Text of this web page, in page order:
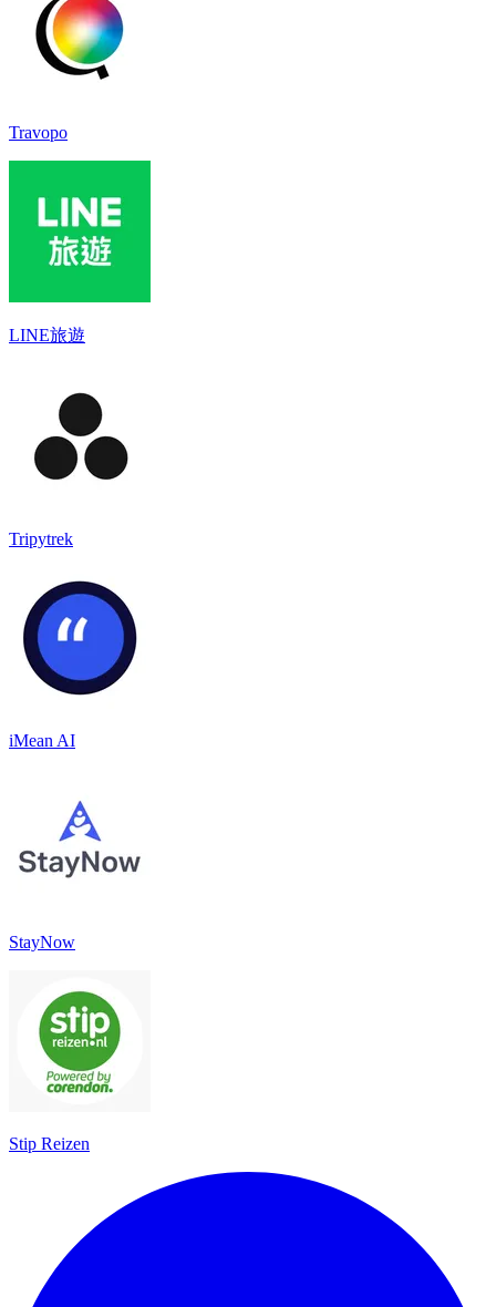
Travopo
LINE旅遊
Tripytrek
iMean AI
StayNow
Stip Reizen